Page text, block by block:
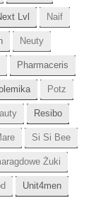
Lvl Naif
Neuty
Pharmaceris
Potz
Resibo
Si Si Bee
Żuki
Unit4men